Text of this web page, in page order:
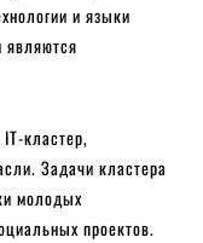
и языки
являются
кластер,
Задачи кластера
молодых
проектов.